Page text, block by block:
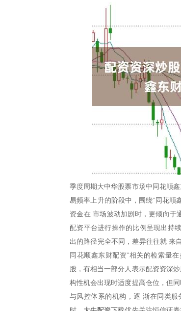
季度周期大中华股票市场中同花顺
易频率上升的阶段中，围绕“同花顺
资金在 市场波动加剧时，更倾向于
配资平台进行操作的比例呈现出持
出的路径完全不同，差异往往就 来
同花顺鑫东财配资”相关的检索量
股，有相当一部分人表示配资资深
构性机会出现时适度提高仓位，但
与风控体系的机构，逐 渐在同类